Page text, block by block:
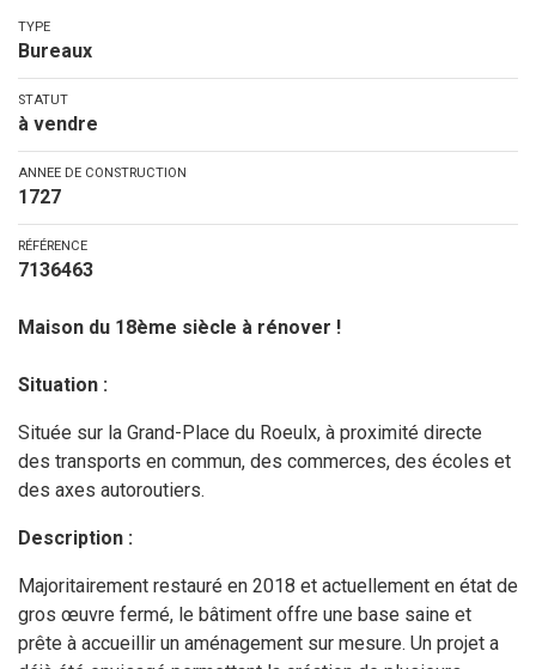
TYPE
Bureaux
STATUT
à vendre
ANNEE DE CONSTRUCTION
1727
RÉFÉRENCE
7136463
Maison du 18ème siècle à rénover !
Situation :
Située sur la Grand-Place du Roeulx, à proximité directe
des transports en commun, des commerces, des écoles et
des axes autoroutiers.
Description :
Majoritairement restauré en 2018 et actuellement en état de
gros œuvre fermé, le bâtiment offre une base saine et
prête à accueillir un aménagement sur mesure. Un projet a